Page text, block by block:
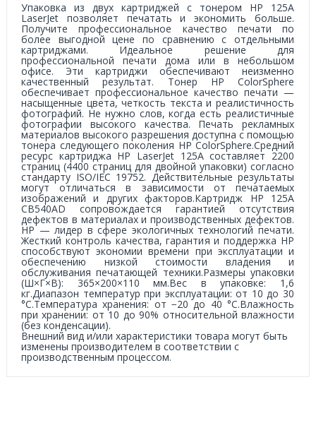
Упаковка из двух картриджей с тонером HP 125A
LaserJet позволяет печатать и экономить больше.
Получите профессиональное качество печати по
более выгодной цене по сравнению с отдельными
картриджами. Идеальное решение для
профессиональной печати дома или в небольшом
офисе. Эти картриджи обеспечивают неизменно
качественный результат. Тонер HP ColorSphere
обеспечивает профессиональное качество печати —
насыщенные цвета, четкость текста и реалистичность
фотографий. Не нужно слов, когда есть реалистичные
фотографии высокого качества. Печать рекламных
материалов высокого разрешения доступна с помощью
тонера следующего поколения HP ColorSphere.Средний
ресурс картриджа HP LaserJet 125A составляет 2200
страниц (4400 страниц для двойной упаковки) согласно
стандарту ISO/IEC 19752. Действительные результаты
могут отличаться в зависимости от печатаемых
изображений и других факторов.Картридж HP 125A
CB540AD сопровождается гарантией отсутствия
дефектов в материалах и производственных дефектов.
HP — лидер в сфере экологичных технологий печати.
Жесткий контроль качества, гарантия и поддержка HP
способствуют экономии времени при эксплуатации и
обеспечению низкой стоимости владения и
обслуживания печатающей техники.Размеры упаковки
(Ш×Г×В): 365×200×110 мм.Вес в упаковке: 1,6
кг.Диапазон температур при эксплуатации: от 10 до 30
°C.Температура хранения: от −20 до 40 °C.Влажность
при хранении: от 10 до 90% относительной влажности
(без конденсации).
Внешний вид и/или характеристики товара могут быть
изменены производителем в соответствии с
производственным процессом.